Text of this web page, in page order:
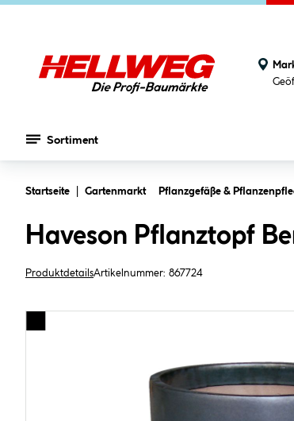
Sortiment
Startseite Gartenmarkt Pflanzgefäße &
Haveson Pflanztopf
ProduktdetailsArtikelnummer: 867724